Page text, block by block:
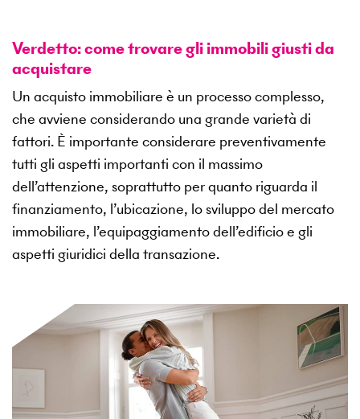
Verdetto: come trovare gli immobili giusti da
acquistare
Un acquisto immobiliare è un processo complesso,
che avviene considerando una grande varietà di
fattori. È importante considerare preventivamente
tutti gli aspetti importanti con il massimo
dell’attenzione, soprattutto per quanto riguarda il
finanziamento, l’ubicazione, lo sviluppo del mercato
immobiliare, l’equipaggiamento dell’edificio e gli
aspetti giuridici della transazione.